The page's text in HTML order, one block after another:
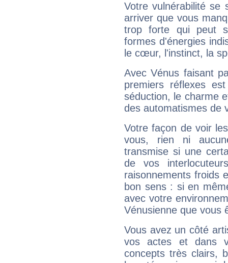
Votre vulnérabilité se
arriver que vous
trop forte qui peut
formes d'énergies
le cœur, l'instinct, la
Avec Vénus faisant
premiers réflexes
séduction, le charme
des automatismes de
Votre façon de voir
vous, rien ni
transmise si une
de vos
raisonnements froids
bon sens : si en
avec votre
Vénusienne que vous
Vous avez un côté
vos actes et dans
concepts très clairs,